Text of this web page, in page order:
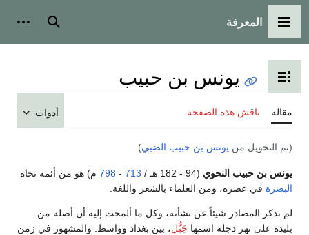
القائمة الرئيسية
المعرفة بحث
تبديل عرض جدول المحتويات
يونس بن حبيب
مقالة ناقش هذه الصفحة أدوات
(تم التحويل من يونس بن حبيب الضبي)
يونس بن حبيب النحوي (94 - 182 هـ / 713
-
798 م) هو من أئمة نحاة
البصرة في عصره، ومن العلماء بالشعر واللغة.
لم تذكر المصادر شيئاً عن نشأته، وكل ما ألمحت إليه أن أصله من
بليدة على نهر دجلة اسمها جَبُّل، بين بغداد وواسط. والمشهور في زمن